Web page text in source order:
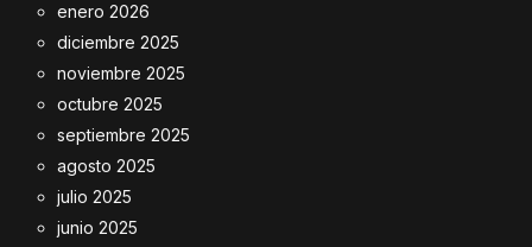
enero 2026
diciembre 2025
noviembre 2025
octubre 2025
septiembre 2025
agosto 2025
julio 2025
junio 2025